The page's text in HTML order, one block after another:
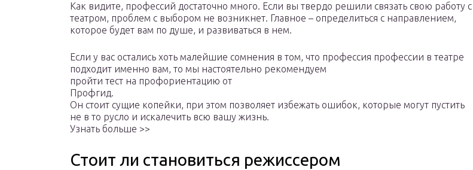
Как видите, профессий достаточно много. Если вы твердо решили связать свою работу с
театром, проблем с выбором не возникнет. Главное – определиться с направлением,
которое будет вам по душе, и развиваться в нем.
Если у вас остались хоть малейшие сомнения в том, что профессия профессии в театре
подходит именно вам, то мы настоятельно рекомендуем
пройти тест на профориентацию от
Профгид.
Он стоит сущие копейки, при этом позволяет избежать ошибок, которые могут пустить
не в то русло и искалечить всю вашу жизнь.
Узнать больше >>
Стоит ли становиться режиссером